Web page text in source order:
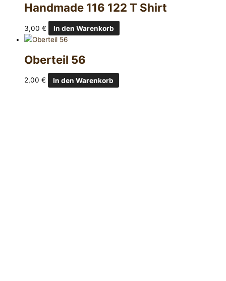
Handmade 116 122 T Shirt
3,00 € In den Warenkorb
Oberteil 56
2,00 € In den Warenkorb